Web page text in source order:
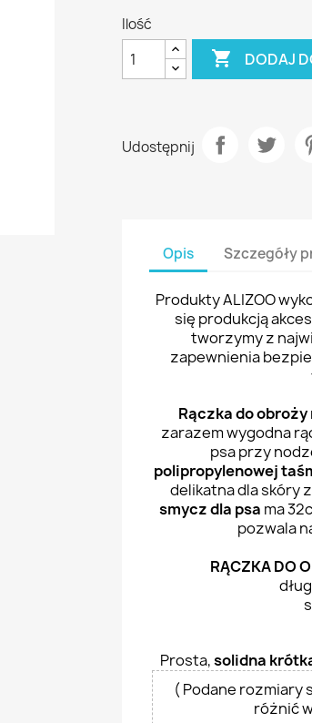
Ilość
 DODAJ
Udostępnij
Opis Szczegóły
Produkty ALIZOO
się produkcją
tworzymy z
zapewnienia
Rączka do obroży
zarazem wygodna
psa przy
polipropylenowej
delikatna dla skóry
smycz dla psa ma
pozwala
RĄCZKA DO
Prosta,solidna
( Podane rozmiary
różnić